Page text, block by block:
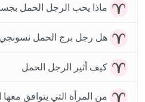
ماذا يحب الرجل الحمل
هل رجل برج الحمل
كيف أثير الرجل الحمل
من المرأة التي يتوافق